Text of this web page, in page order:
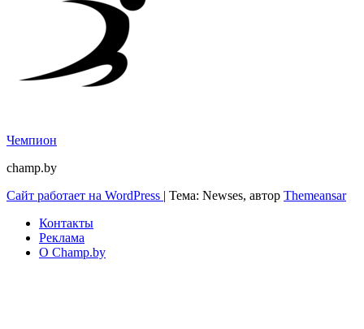
Чемпион
champ.by
Сайт работает на WordPress | Тема: Newses, автор Themeansar
Контакты
Реклама
О Champ.by